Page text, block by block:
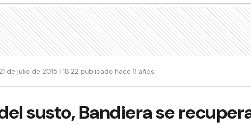
21 de julio de 2015 | 18:22 publicado hace 11 años
susto, Bandiera se